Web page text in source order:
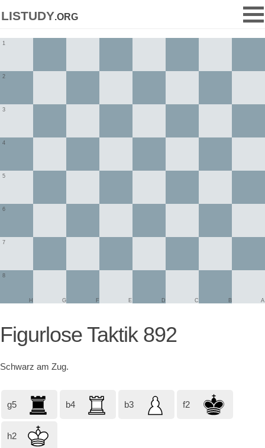
listudy.org
1
2
3
4
5
6
7
8
A
B
C
D
E
F
G
H
Figurlose Taktik 892
Schwarz am Zug.
g5 b4 b3 f2
h2